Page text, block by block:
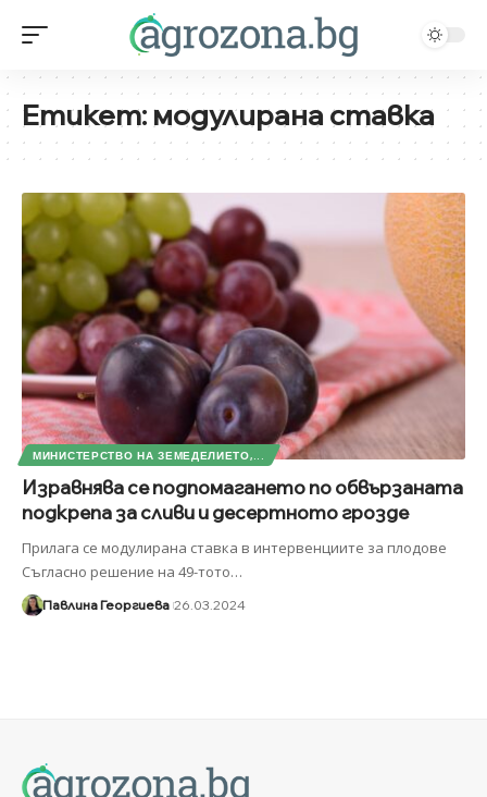
Етикет:модулирана ставка
МИНИСТЕРСТВО НА ЗЕМЕДЕЛИЕТО,...
Изравнява се подпомагането по обвързаната
подкрепа за сливи и десертното грозде
Прилага се модулирана ставка в интервенциите за плодове
Съгласно решение на 49-тото…
Павлина Георгиева 26.03.2024